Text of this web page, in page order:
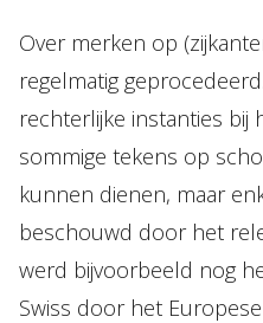
Over merken op
regelmatig
rechterlijke instanties
sommige tekens op
kunnen dienen, maar
beschouwd door het
werd bijvoorbeeld nog
Swiss door het